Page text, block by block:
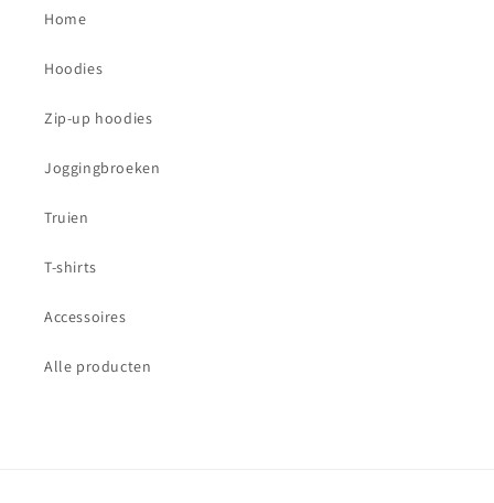
Home
Hoodies
Zip-up hoodies
Joggingbroeken
Truien
T-shirts
Accessoires
Alle producten